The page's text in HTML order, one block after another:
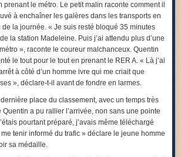
prenant le métro. Le petit malin raconte comment il
à enchaîner les galères dans les transports en
de la journée. « Je suis resté bloqué 35 minutes
la station Madeleine. Puis j’ai attendu plus d’une
», raconte le coureur malchanceux. Quentin
le tout pour le tout en prenant le RER A. « Là j’ai
à côté d’un homme ivre qui me criait que
», déclare-t-il avant de fondre en larmes.
place du classement, avec un temps très
a pu rallier l’arrivée, non sans une pointe
pourtant préparé, j’avais même téléchargé
tenir informé du trafic » déclare le jeune homme
sa médaille.